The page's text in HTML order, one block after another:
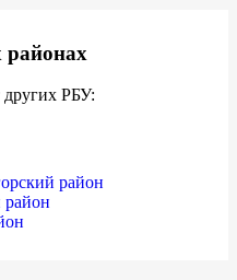
районах
других РБУ:
район
район